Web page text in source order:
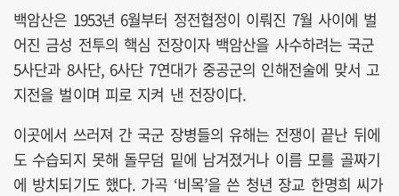
백암산은 1953년 6월부터 정전협정이 이뤄진 7월 사이에 벌
어진 금성 전투의 핵심 전장이자 백암산을 사수하려는 국군
5사단과 8사단, 6사단 7연대가 중공군의 인해전술에 맞서 고
지전을 벌이며 피로 지켜 낸 전장이다.
이곳에서 쓰러져 간 국군 장병들의 유해는 전쟁이 끝난 뒤에
도 수습되지 못해 돌무덤 밑에 남겨졌거나 이름 모를 골짜기
에 방치되기도 했다. 가곡 ‘비목’을 쓴 청년 장교 한명희 씨가